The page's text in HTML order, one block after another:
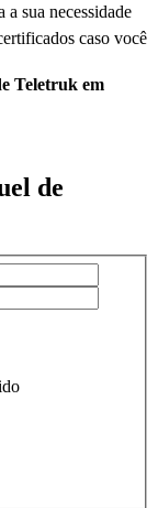
sua necessidade
caso você
Teletruk em
de